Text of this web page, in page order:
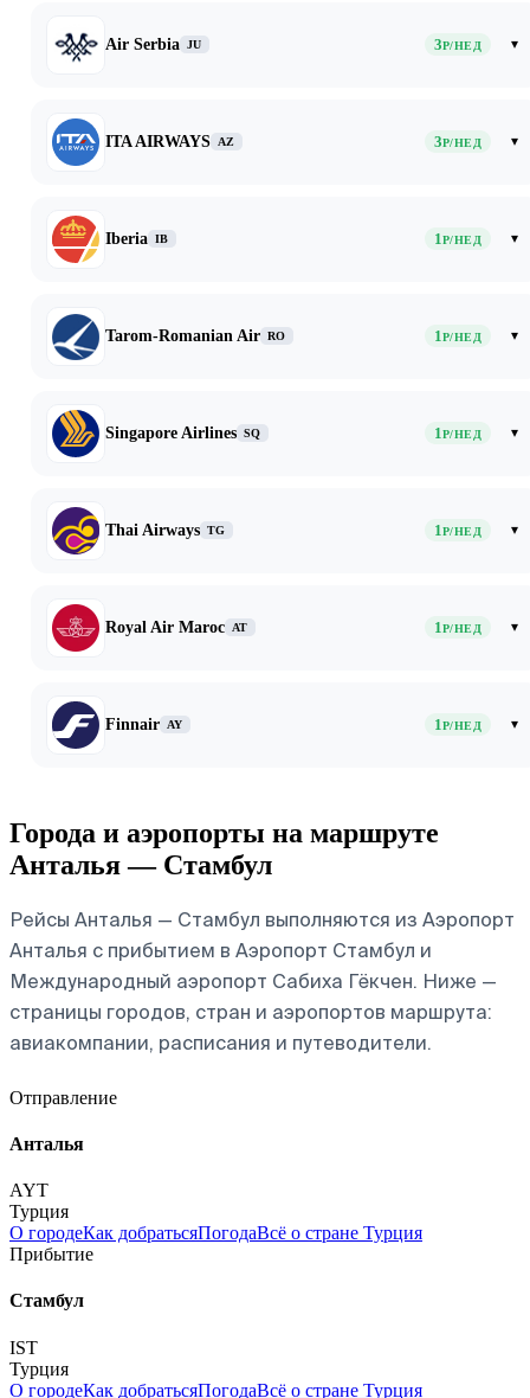
Air Serbia JU 3Р/НЕД ▾
ITA AIRWAYS AZ 3Р/НЕД ▾
Iberia IB 1Р/НЕД ▾
Tarom-Romanian Air RO 1Р/НЕД ▾
Singapore Airlines SQ 1Р/НЕД ▾
Thai Airways TG 1Р/НЕД ▾
Royal Air Maroc AT 1Р/НЕД ▾
Finnair AY 1Р/НЕД ▾
Города и аэропорты на маршруте
Анталья — Стамбул
Рейсы Анталья — Стамбул выполняются из Аэропорт
Анталья с прибытием в Аэропорт Стамбул и
Международный аэропорт Сабиха Гёкчен. Ниже —
страницы городов, стран и аэропортов маршрута:
авиакомпании, расписания и путеводители.
Отправление
Анталья
AYT
Турция
О городеКак добратьсяПогодаВсё о стране Турция
Прибытие
Стамбул
IST
Турция
О городеКак добратьсяПогодаВсё о стране Турция